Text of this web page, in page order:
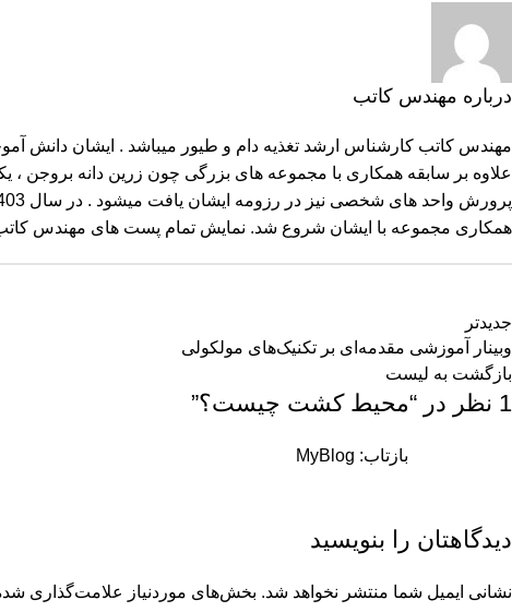
درباره مهندس کاتب
مهندس کاتب کارشناس ارشد تغذیه دام و طیور میباشد . ایشان دانش
علاوه بر سابقه همکاری با مجموعه های بزرگی چون زرین دانه بروجن
همکاری مجموعه با ایشان شروع شد. نمایش تمام پست های مهندس
جدیدتر
وبینار آموزشی مقدمه‌ای بر تکنیک‌های مولکولی
بازگشت به لیست
1 نظر در “ محیط کشت چیست؟”
بازتاب: MyBlog
دیدگاهتان را بنویسید
نشانی ایمیل شما منتشر نخواهد شد. بخش‌های موردنیاز علامت‌گذاری